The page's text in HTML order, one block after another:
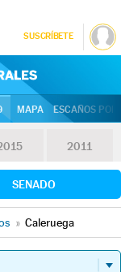
SUSCRÍBETE
MAPA ESCAÑOS
2011
SENADO
» Caleruega